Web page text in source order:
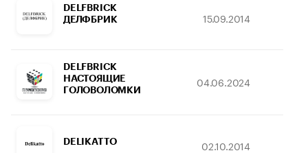
DELFBRICK
ДЕЛФБРИК
15.09.2014
DELFBRICK
НАСТОЯЩИЕ
ГОЛОВОЛОМКИ
04.06.2024
DELIKATTO 02.10.2014